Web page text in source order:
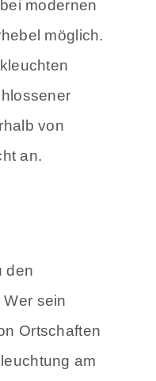
modernen
möglich.
von
an.
den
sein
Ortschaften
am